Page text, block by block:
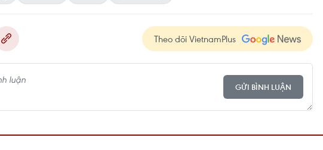
Theo dõi VietnamPlus
GỬI BÌNH LUẬN